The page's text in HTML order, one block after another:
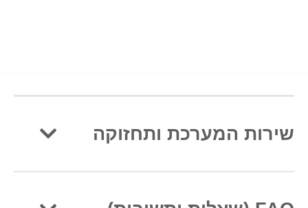
שירות המערכת ותחזוקה